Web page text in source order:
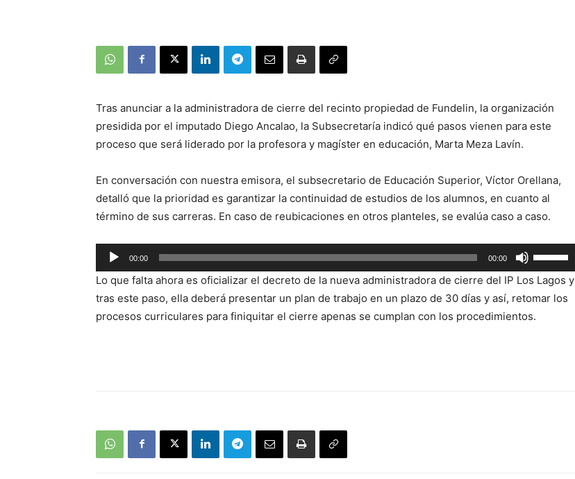
Tras anunciar a la administradora de cierre del recinto propiedad de Fundelin, la organización
presidida por el imputado Diego Ancalao, la Subsecretaría indicó qué pasos vienen para este
proceso que será liderado por la profesora y magíster en educación, Marta Meza Lavín.
En conversación con nuestra emisora, el subsecretario de Educación Superior, Víctor Orellana,
detalló que la prioridad es garantizar la continuidad de estudios de los alumnos, en cuanto al
término de sus carreras. En caso de reubicaciones en otros planteles, se evalúa caso a caso.
Reproductor
de
audio
00:00 00:00
las
teclas
de
flecha
Lo que falta ahora es oficializar el decreto de la nueva administradora de cierre del IP Los Lagos y
tras este paso, ella deberá presentar un plan de trabajo en un plazo de 30 días y así, retomar los
procesos curriculares para finiquitar el cierre apenas se cumplan con los procedimientos.